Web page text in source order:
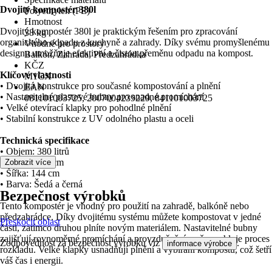
Polyethylen (PE)
Hmotnost
38 kg
Vhodné pro prostory
Balkón, Zahrada, Předzahrádka
KČZ
M1CX
EAN
081101003725, 2007004239229, 841101003725
Dvojitý kompostér 380l
Dvojitý kompostér 380l je praktickým řešením pro zpracování
organického odpadu z kuchyně a zahrady. Díky svému promyšlenému
designu umožňuje efektivní a čistou přeměnu odpadu na kompost.
Klíčové vlastnosti
• Dvojitá konstrukce pro současné kompostování a plnění
• Nastavitelné plastové bubny pro snadné promíchání
• Velké otevírací klapky pro pohodlné plnění
• Stabilní konstrukce z UV odolného plastu a oceli
Technická specifikace
• Objem: 380 litrů
• Výška: 110 cm
• Šířka: 144 cm
• Barva: Šedá a černá
Tento kompostér je vhodný pro použití na zahradě, balkóně nebo
předzahrádce. Díky dvojitému systému můžete kompostovat v jedné
části, zatímco druhou plníte novým materiálem. Nastavitelné bubny
zajišťují rovnoměrné promíchání a provzdušnění, což urychluje proces
rozkladu. Velké klapky usnadňují plnění a vybírání kompostu, což šetří
váš čas i energii.
Zobrazit více
Bezpečnost výrobků
Přeskočit oblast
Zodpovědnost za bezpečnost výrobku viz informace výrobce .